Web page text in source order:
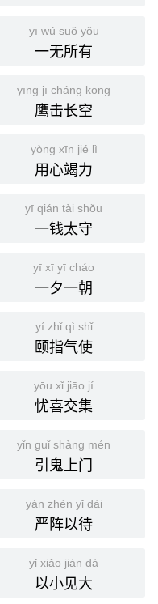
xíngyī wú suǒ yǒu
一无所有
yīng jī cháng kōng
鹰击长空
yòng xīn jié lì
用心竭力
yī qián tài shǒu
一钱太守
yī xī yī cháo
一夕一朝
yí zhǐ qì shǐ
颐指气使
yōu xǐ jiāo jí
忧喜交集
yǐn guǐ shàng mén
引鬼上门
yán zhèn yǐ dài
严阵以待
yǐ xiǎo jiàn dà
以小见大